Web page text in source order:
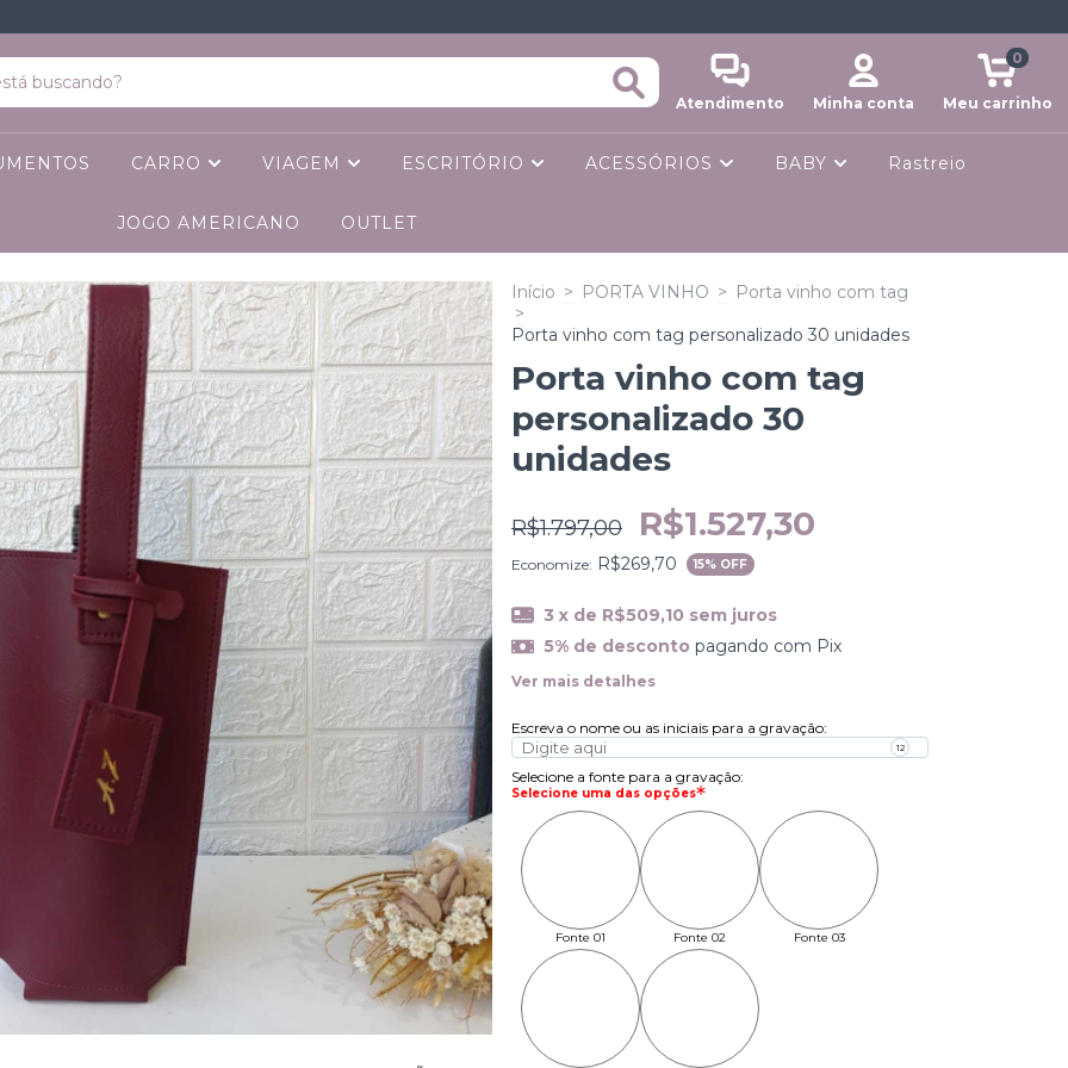
Atendimento Minha conta Meu carrinho
0
CARRO VIAGEM ESCRITÓRIO ACESSÓRIOS BABY Rastreio
JOGO AMERICANO OUTLET
Início > PORTA VINHO > Porta vinho com tag
>
Porta vinho com tag personalizado 30 unidades
Porta vinho com tag
personalizado 30
unidades
R$1.797,00 R$1.527,30
Economize: R$269,70 15% OFF
3 x de R$509,10 sem juros
5% de desconto pagando com Pix
Ver mais detalhes
Escreva o nome ou as iniciais para a gravação:
Selecione a fonte para a gravação:
Selecione uma das opções
Fonte 01 Fonte 02 Fonte 03